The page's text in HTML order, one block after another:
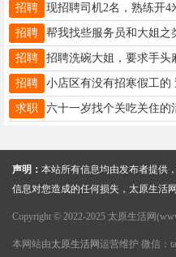
招聘
招聘
招聘
招聘
求职
声明： 本站所有信息均由发布者提供
信息对您造成的任何损失，太原生活
Copyright © 2022-2025 太原生活网
本网站由太原生活网 运营维护 微信：